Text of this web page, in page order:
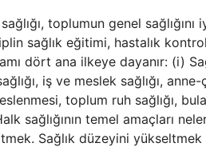
toplumun genel
sağlık eğitimi, hastalık
dört ana ilkeye dayanır: (i)
iş ve meslek sağlığı,
toplum ruh sağlığı,
sağlığının temel amaçları
Sağlık düzeyini yükseltmek